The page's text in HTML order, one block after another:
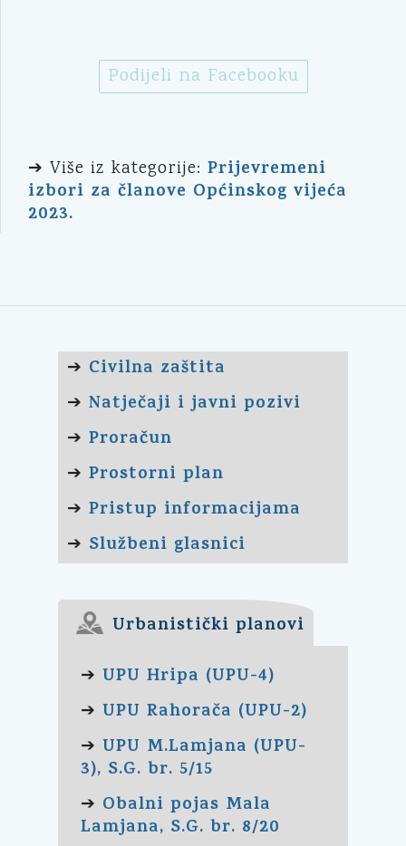
Podijeli na Facebooku
➔ Više iz kategorije: Prijevremeni
izbori za članove Općinskog vijeća
2023.
➔ Civilna zaštita
➔ Natječaji i javni pozivi
➔ Proračun
➔ Prostorni plan
➔ Pristup informacijama
➔ Službeni glasnici
Urbanistički planovi
➔ UPU Hripa (UPU-4)
➔ UPU Rahorača (UPU-2)
➔ UPU M.Lamjana (UPU-
3), S.G. br. 5/15
➔ Obalni pojas Mala
Lamjana, S.G. br. 8/20